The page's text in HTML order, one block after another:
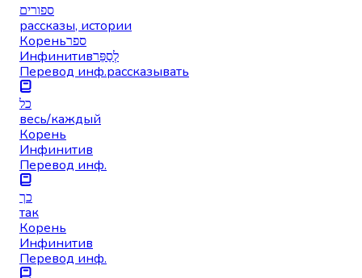
ספורים
рассказы, истории
Кореньספר
Инфинитивלְסַפֵּר
Перевод инф.рассказывать
כל
весь/каждый
Корень
Инфинитив
Перевод инф.
כך
так
Корень
Инфинитив
Перевод инф.